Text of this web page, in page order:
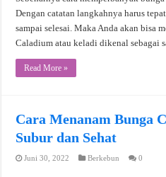
Dengan catatan langkahnya harus
sampai selesai. Maka Anda akan bisa
Caladium atau keladi dikenal sebagai
Read More »
Cara Menanam Bunga
Subur dan Sehat
Juni 30, 2022 Berkebun 0